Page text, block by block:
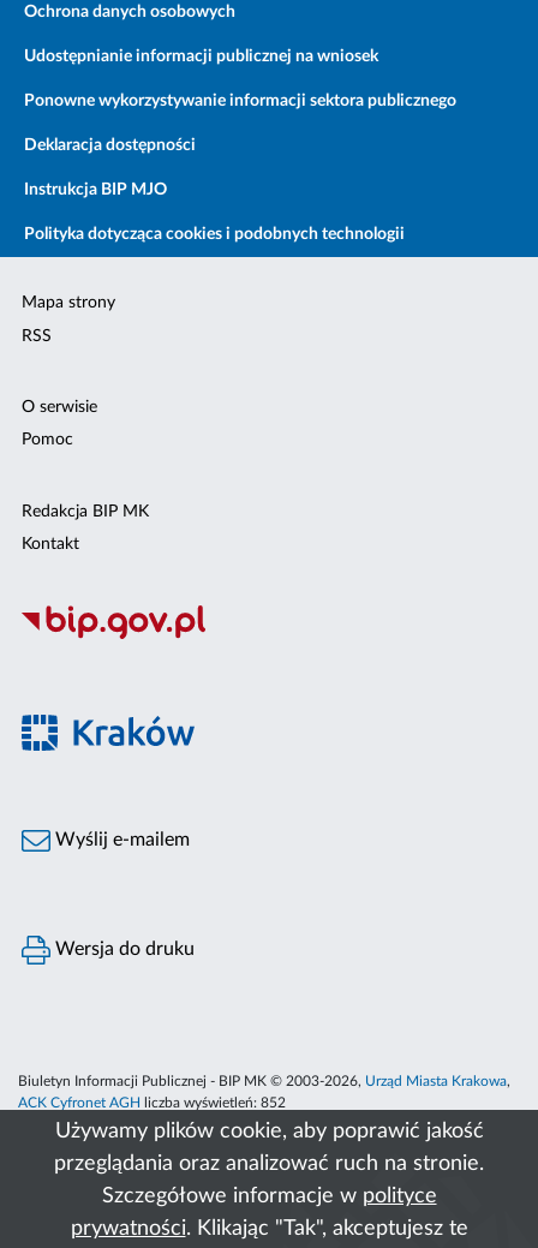
Używamy plików cookie, aby poprawić jakość
przeglądania oraz analizować ruch na stronie.
Szczegółowe informacje w polityce
prywatności. Klikając "Tak", akceptujesz te
Ochrona danych osobowych
Udostępnianie informacji publicznej na wniosek
Ponowne wykorzystywanie informacji sektora publicznego
Deklaracja dostępności
Instrukcja BIP MJO
Polityka dotycząca cookies i podobnych technologii
Mapa strony
RSS
O serwisie
Pomoc
Redakcja BIP MK
Kontakt
Wyślij e-mailem
Wersja do druku
Biuletyn Informacji Publicznej - BIP MK © 2003-2026, Urząd Miasta Krakowa,
ACK Cyfronet AGH
liczba wyświetleń: 852